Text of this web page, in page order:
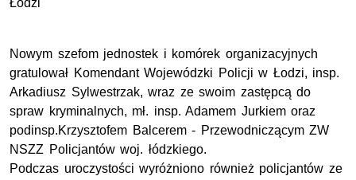
Łodzi
Nowym szefom jednostek i komórek organizacyjnych
gratulował Komendant Wojewódzki Policji w Łodzi, insp.
Arkadiusz Sylwestrzak, wraz ze swoim zastępcą do
spraw kryminalnych, mł. insp. Adamem Jurkiem oraz
podinsp.Krzysztofem Balcerem - PrzewodniczącymZW
NSZZ Policjantówwoj. łódzkiego.
Podczas uroczystości wyróżniono również policjantów ze